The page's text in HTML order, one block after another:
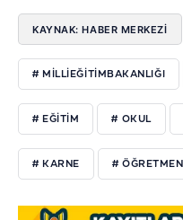
KAYNAK: HABER MERKEZI
# MİLLİEĞİTİMBAKANLIĞI
# EĞİTİM # OKUL
# KARNE # ÖĞRETMEN